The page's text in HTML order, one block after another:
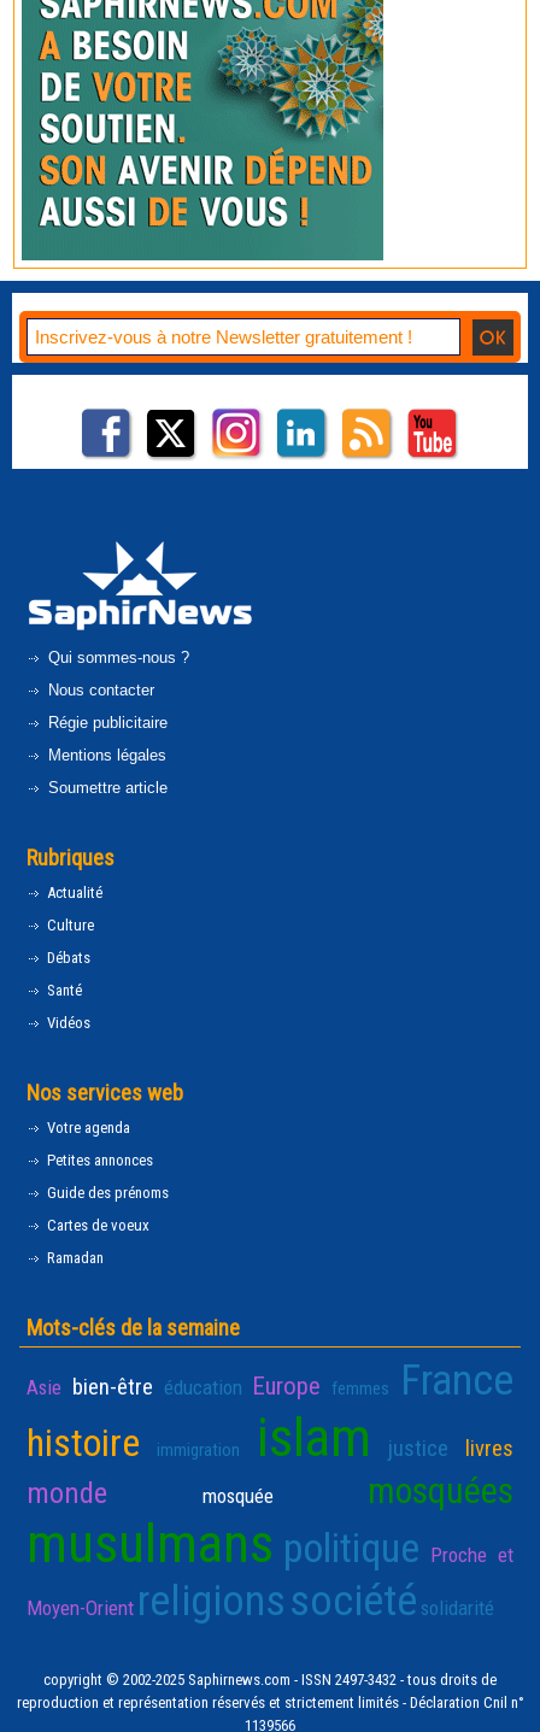
Qui sommes-nous ?
Nous contacter
Régie publicitaire
Mentions légales
Soumettre article
Rubriques
Actualité
Culture
Débats
Santé
Vidéos
Nos services web
Votre agenda
Petites annonces
Guide des prénoms
Cartes de voeux
Ramadan
Mots-clés de la semaine
Asie bien-être éducation Europe femmes France
histoire immigration islam justice livres
monde mosquée mosquées
musulmans politique Proche et
Moyen-Orient religionssociété solidarité
copyright © 2002-2025 Saphirnews.com - ISSN 2497-3432 - tous droits de
reproduction et représentation réservés et strictement limités - Déclaration Cnil n°
1139566